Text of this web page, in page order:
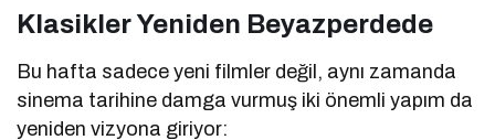
Klasikler Yeniden Beyazperdede
Bu hafta sadece yeni filmler değil, aynı zamanda
sinema tarihine damga vurmuş iki önemli yapım da
yeniden vizyona giriyor: